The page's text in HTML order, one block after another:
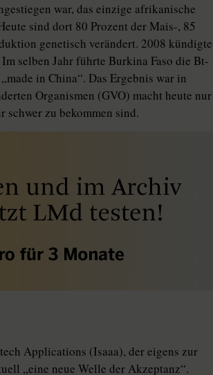
war, das einzige afrikanische
sind dort 80 Prozent der Mais-, 85
genetisch verändert. 2008 kündigte
selben Jahr führte Burkina Faso die Bt-
in China“. Das Ergebnis war in
Organismen (GVO) macht heute nur
schwer zu bekommen sind.
Applications (Isaaa), der eigens zur
„eine neue Welle der Akzeptanz“.